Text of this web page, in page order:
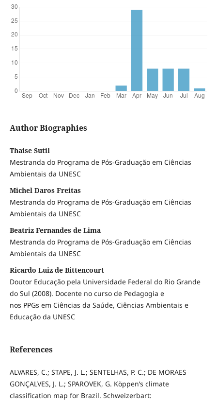
Author Biographies
Thaise Sutil
Mestranda do Programa de Pós-Graduação em Ciências
Ambientais da UNESC
Michel Daros Freitas
Mestranda do Programa de Pós-Graduação em Ciências
Ambientais da UNESC
Beatriz Fernandes de Lima
Mestranda do Programa de Pós-Graduação em Ciências
Ambientais da UNESC
Ricardo Luiz de Bittencourt
Doutor Educação pela Universidade Federal do Rio Grande
do Sul (2008). Docente no curso de Pedagogia e
nos PPGs em Ciências da Saúde, Ciências Ambientais e
Educação da UNESC
References
ALVARES, C.; STAPE, J. L.; SENTELHAS, P. C.; DE MORAES
GONÇALVES, J. L.; SPAROVEK, G. Köppen’s climate
classification map for Brazil. Schweizerbart: